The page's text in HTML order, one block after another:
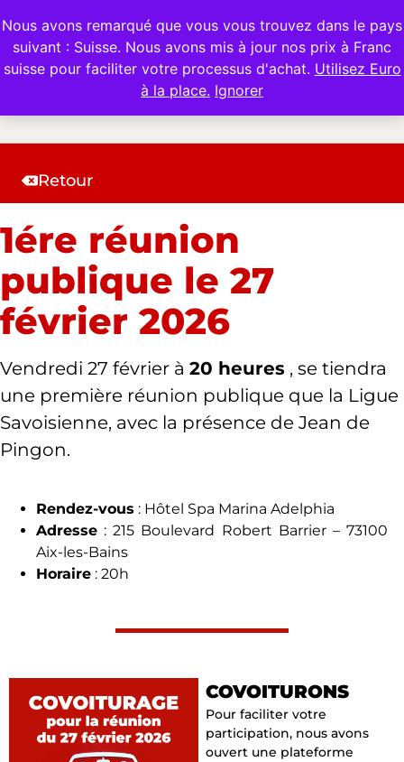
Retour
1ére réunion
publique le 27
février 2026
Vendredi 27 février à 20 heures , se tiendra
une première réunion publique que la Ligue
Savoisienne, avec la présence de Jean de
Pingon.
Rendez-vous : Hôtel Spa Marina Adelphia
Adresse : 215 Boulevard Robert Barrier – 73100
Aix-les-Bains
Horaire : 20h
COVOITURONS
Pour faciliter votre
participation, nous avons
ouvert une plateforme
Nous avons remarqué que vous vous trouvez dans le pays
suivant : Suisse. Nous avons mis à jour nos prix à Franc
suisse pour faciliter votre processus d'achat. Utilisez Euro
à la place. Ignorer